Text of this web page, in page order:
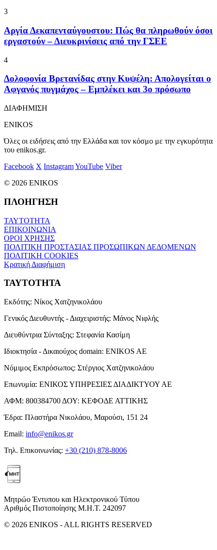
3
Αργία Δεκαπενταύγουστου: Πώς θα πληρωθούν όσοι
εργαστούν – Διευκρινίσεις από την ΓΣΕΕ
4
Δολοφονία Βρετανίδας στην Κυψέλη: Απολογείται ο
Αφγανός πυγμάχος – Εμπλέκει και 3ο πρόσωπο
ΔΙΑΦΗΜΙΣΗ
ENIKOS
Όλες οι ειδήσεις από την Ελλάδα και τον κόσμο με την εγκυρότητα
του enikos.gr.
Facebook X InstagramYouTube Viber
© 2026 ENIKOS
ΠΛΟΗΓΗΣΗ
ΤΑΥΤΟΤΗΤΑ
ΕΠΙΚΟΙΝΩΝΙΑ
ΟΡΟΙ ΧΡΗΣΗΣ
ΠΟΛΙΤΙΚΗ ΠΡΟΣΤΑΣΙΑΣ ΠΡΟΣΩΠΙΚΩΝ ΔΕΔΟΜΕΝΩΝ
ΠΟΛΙΤΙΚΗ COOKIES
Κρατική Διαφήμιση
ΤΑΥΤΟΤΗΤΑ
Εκδότης: Νίκος Χατζηνικολάου
Γενικός Διευθυντής - Διαχειριστής: Μάνος Νιφλής
Διευθύντρια Σύνταξης: Στεφανία Κασίμη
Ιδιοκτησία - Δικαιούχος domain: ENIKOS AE
Νόμιμος Εκπρόσωπος: Στέργιος Χατζηνικολάου
Επωνυμία: ΕΝΙΚΟΣ ΥΠΗΡΕΣΙΕΣ ΔΙΑΔΙΚΤΥΟΥ ΑΕ
ΑΦΜ: 800384700 ΔΟΥ: ΚΕΦΟΔΕ ΑΤΤΙΚΗΣ
Έδρα: Πλαστήρα Νικολάου, Μαρούσι, 151 24
Email: info@enikos.gr
Τηλ. Επικοινωνίας: +30 (210) 878-8006
Μητρώο Έντυπου και Ηλεκτρονικού Τύπου
Αριθμός Πιστοποίησης Μ.Η.Τ. 242097
© 2026 ENIKOS - ALL RIGHTS RESERVED